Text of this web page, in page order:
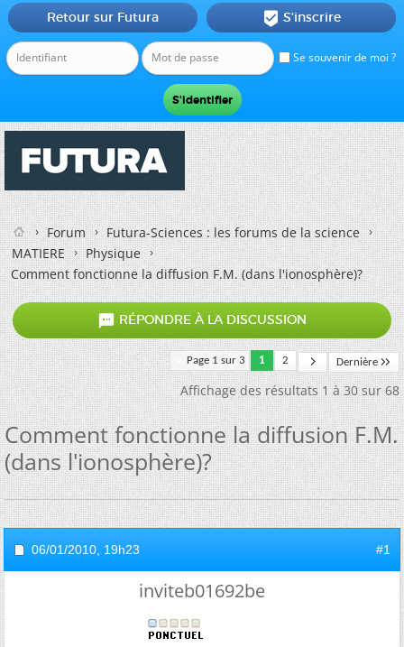
Se souvenir de moi ?
Retour sur Futura  S'inscrire
Forum
Futura-Sciences : les forums de la science
MATIERE
Physique
Comment fonctionne la diffusion F.M. (dans l'ionosphère)?
 RÉPONDRE À LA DISCUSSION
Page 1 sur 3 1 2 Dernière
Affichage des résultats 1 à 30 sur 68
Comment fonctionne la diffusion F.M.
(dans l'ionosphère)?
06/01/2010, 19h23 #1
inviteb01692be